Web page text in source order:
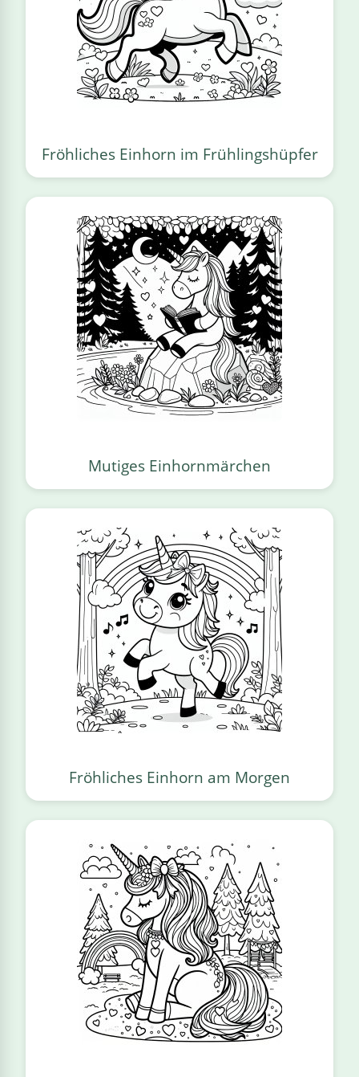
Fröhliches Einhorn im Frühlingshüpfer
Mutiges Einhornmärchen
Fröhliches Einhorn am Morgen